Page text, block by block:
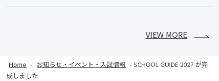
VIEW MORE
Home - お知らせ・イベント・入試情報 -SCHOOL GUIDE 2027 が完
成しました